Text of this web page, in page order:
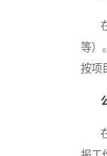
在
等）
按项
在